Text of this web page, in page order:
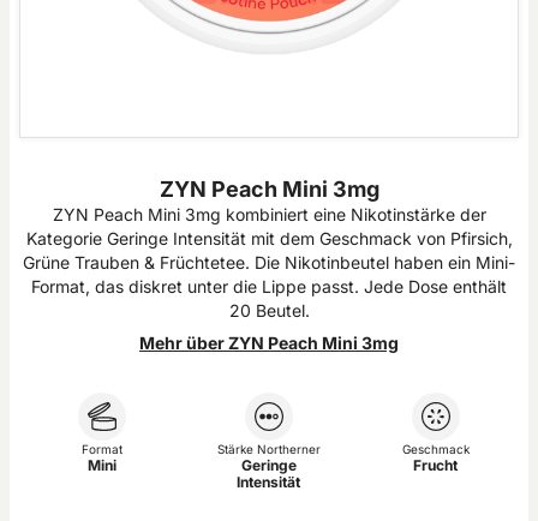
ZYN Peach Mini 3mg
ZYN Peach Mini 3mg kombiniert eine Nikotinstärke der
Kategorie Geringe Intensität mit dem Geschmack von Pfirsich,
Grüne Trauben & Früchtetee. Die Nikotinbeutel haben ein Mini-
Format, das diskret unter die Lippe passt. Jede Dose enthält
20 Beutel.
Mehr über ZYN Peach Mini 3mg
Format
Mini
Stärke Northerner
Geringe
Intensität
Geschmack
Frucht